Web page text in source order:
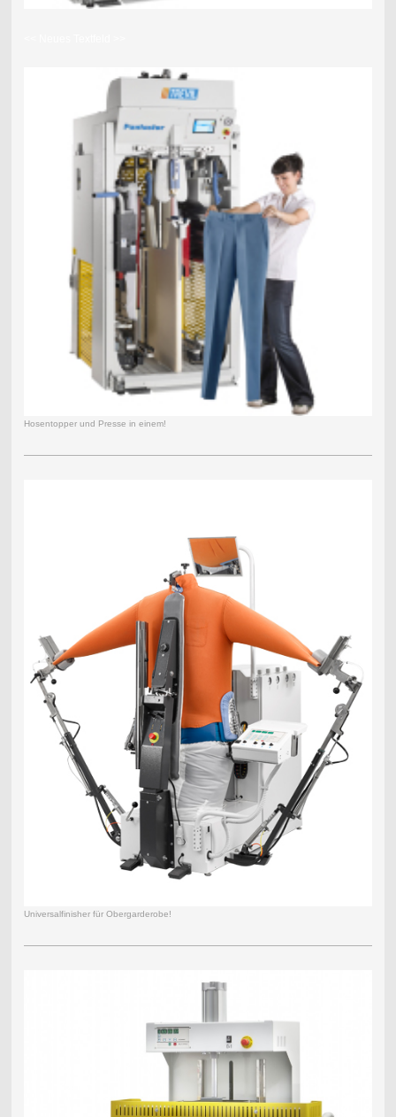
Hosentopper und Presse in einem!
Universalfinisher für Obergarderobe!